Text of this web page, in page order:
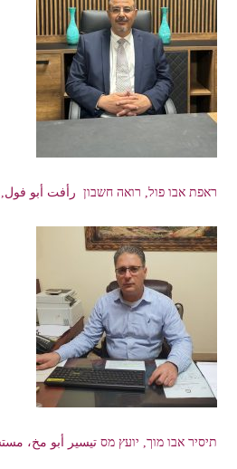
ראפת אבו פול, רואה חשבון رأفت أبو
תיסיר אבו מוך, יועץ מס تيسير أبو مخ،